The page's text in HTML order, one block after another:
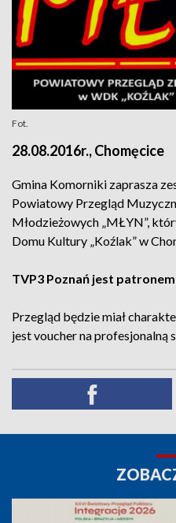
Fot.
28.08.2016r., Chomęcice
Gmina Komorniki zaprasza
Powiatowy Przegląd
Młodzieżowych „MŁYN”,
Domu Kultury „Koźlak” w
TVP3 Poznań jest
Przegląd będzie miał
jest voucher na profesjonalną